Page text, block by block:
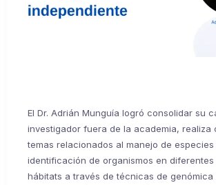
El Dr. Adrián Munguía logró consolidar su
investigador fuera de la academia, realiza
temas relacionados al manejo de
identificación de organismos en diferentes
hábitats a través de técnicas de genómica